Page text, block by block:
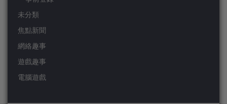
未分類
焦點新聞
網絡趣事
遊戲趣事
電腦遊戲